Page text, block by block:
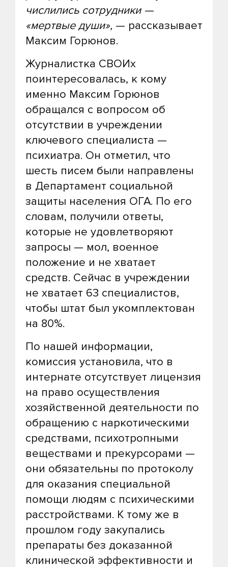
числились сотрудники —
«мертвые души», — рассказывает
Максим Горюнов.
Журналистка СВОИх
поинтересовалась, к кому
именно Максим Горюнов
обращался с вопросом об
отсутствии в учреждении
ключевого специалиста —
психиатра. Он отметил, что
шесть писем были направлены
в Департамент социальной
защиты населения ОГА. По его
словам, получили ответы,
которые не удовлетворяют
запросы — мол, военное
положение и не хватает
средств. Сейчас в учреждении
не хватает 63 специалистов,
чтобы штат был укомплектован
на 80%.
По нашей информации,
комиссия установила, что в
интернате отсутствует лицензия
на право осуществления
хозяйственной деятельности по
обращению с наркотическими
средствами, психотропными
веществами и прекурсорами —
они обязательны по протоколу
для оказания специальной
помощи людям с психическими
расстройствами. К тому же в
прошлом году закупались
препараты без доказанной
клинической эффективности и